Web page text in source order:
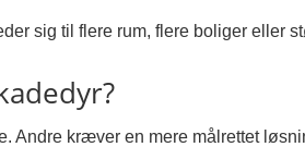
sig til flere rum, flere boliger eller
Andre kræver en mere målrettet